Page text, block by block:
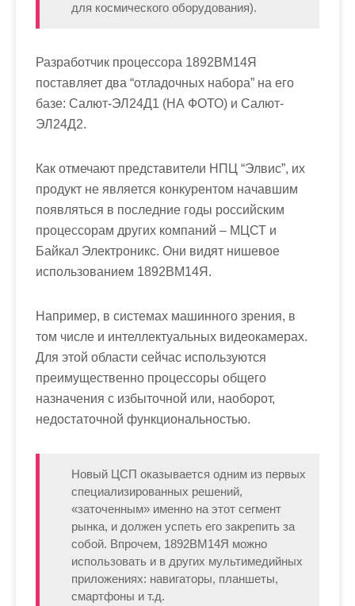
для космического оборудования).
Разработчик процессора 1892ВМ14Я
поставляет два “отладочных набора” на его
базе: Салют-ЭЛ24Д1 (НА ФОТО) и Салют-
ЭЛ24Д2.
Как отмечают представители НПЦ “Элвис”, их
продукт не является конкурентом начавшим
появляться в последние годы российским
процессорам других компаний – МЦСТ и
Байкал Электроникс. Они видят нишевое
использованием 1892ВМ14Я.
Например, в системах машинного зрения, в
том числе и интеллектуальных видеокамерах.
Для этой области сейчас используются
преимущественно процессоры общего
назначения с избыточной или, наоборот,
недостаточной функциональностью.
Новый ЦСП оказывается одним из первых
специализированных решений,
«заточенным» именно на этот сегмент
рынка, и должен успеть его закрепить за
собой. Впрочем, 1892ВМ14Я можно
использовать и в других мультимедийных
приложениях: навигаторы, планшеты,
смартфоны и т.д.